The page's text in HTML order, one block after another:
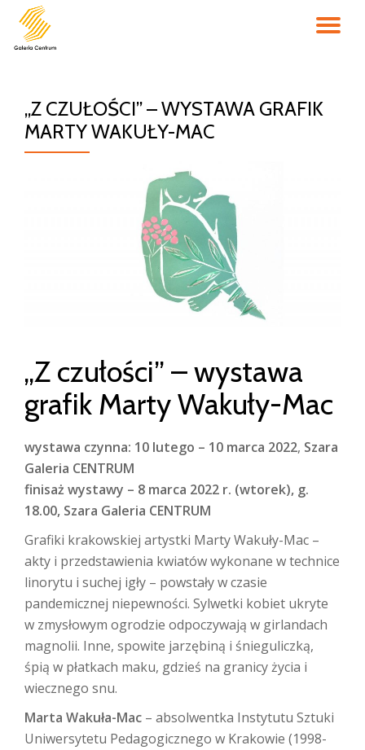
Przejdź
„Z CZUŁOŚCI” – WYSTAWA GRAFIK
MARTY WAKUŁY-MAC
„Z czułości” – wystawa
grafik Marty Wakuły-Mac
wystawa czynna: 10 lutego – 10 marca 2022, Szara
Galeria CENTRUM
finisaż wystawy – 8 marca 2022 r. (wtorek), g.
18.00, Szara Galeria CENTRUM
Grafiki krakowskiej artystki Marty Wakuły-Mac –
akty i przedstawienia kwiatów wykonane w technice
linorytu i suchej igły – powstały w czasie
pandemicznej niepewności. Sylwetki kobiet ukryte
w zmysłowym ogrodzie odpoczywają w girlandach
magnolii. Inne, spowite jarzębiną i śnieguliczką,
śpią w płatkach maku, gdzieś na granicy życia i
wiecznego snu.
Marta Wakuła-Mac – absolwentka Instytutu Sztuki
Uniwersytetu Pedagogicznego w Krakowie (1998-